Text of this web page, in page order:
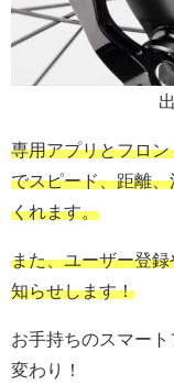
専用アプリとフロ
でスピード、距離
くれます。
また、ユーザー登
知らせします！
お手持ちのスマー
変わり！